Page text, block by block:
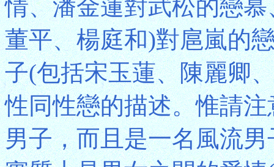
情、潘金蓮對武松的戀
董平、楊庭和)對扈嵐的
子(包括宋玉蓮、陳麗卿
性同性戀的描述。惟請
男子，而且是一名風流